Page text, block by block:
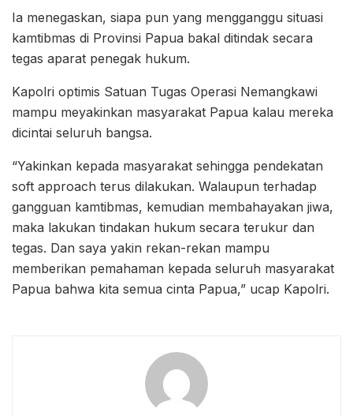
Ia menegaskan, siapa pun yang mengganggu situasi
kamtibmas di Provinsi Papua bakal ditindak secara
tegas aparat penegak hukum.
Kapolri optimis Satuan Tugas Operasi Nemangkawi
mampu meyakinkan masyarakat Papua kalau mereka
dicintai seluruh bangsa.
“Yakinkan kepada masyarakat sehingga pendekatan
soft approach terus dilakukan. Walaupun terhadap
gangguan kamtibmas, kemudian membahayakan jiwa,
maka lakukan tindakan hukum secara terukur dan
tegas. Dan saya yakin rekan-rekan mampu
memberikan pemahaman kepada seluruh masyarakat
Papua bahwa kita semua cinta Papua,” ucap Kapolri.